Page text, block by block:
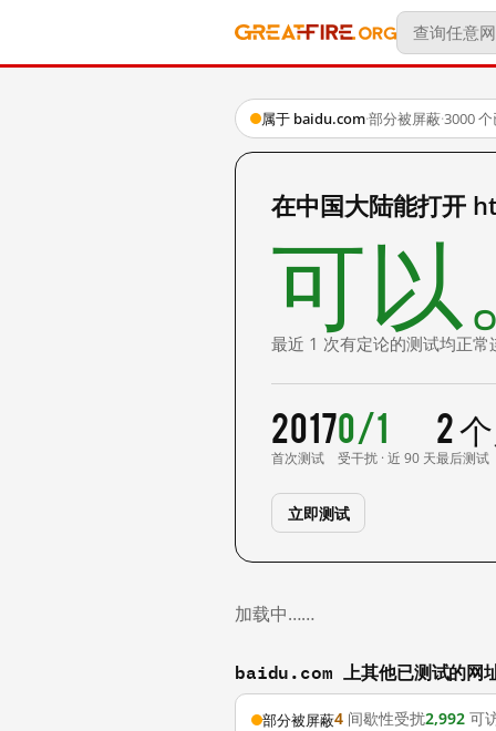
属于 baidu.com·部分被屏蔽·3000
在中国大陆能打开
可以
最近 1 次有定论的测试均正常
2017
首次测试
0/1
受干扰 · 近 90 天
2
最后测试
立即测试
加载中……
baidu.com 上其他已测试的网
部分被屏蔽4 间歇性受扰2,992 可